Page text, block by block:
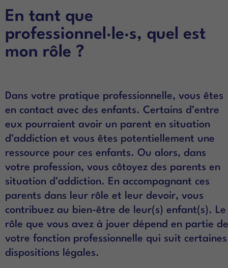
En tant que
professionnel·le·s, quel est
mon rôle ?
Dans votre pratique professionnelle, vous êtes
en contact avec des enfants. Certains d’entre
eux pourraient avoir un parent en situation
d’addiction et vous êtes potentiellement une
ressource pour ces enfants. Ou alors, dans
votre profession, vous côtoyez des parents en
situation d’addiction. En accompagnant ces
parents dans leur rôle et leur devoir, vous
contribuez au bien-être de leur(s) enfant(s). Le
rôle que vous avez à jouer dépend en partie de
votre fonction professionnelle qui suit certaines
dispositions légales.